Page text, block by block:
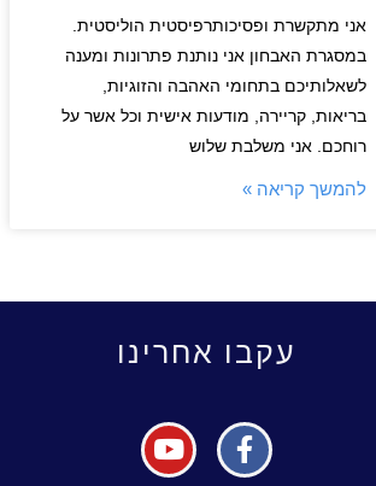
אני מתקשרת ופסיכותרפיסטית הוליסטית.
במסגרת האבחון אני נותנת פתרונות ומענה
לשאלותיכם בתחומי האהבה והזוגיות,
בריאות, קריירה, מודעות אישית וכל אשר על
רוחכם. אני משלבת שלוש
להמשך קריאה »
עקבו אחרינו